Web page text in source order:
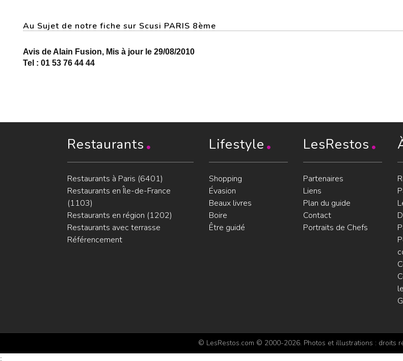
Au Sujet de notre fiche sur Scusi PARIS 8ème
Avis de Alain Fusion, Mis à jour le 29/08/2010
Tel : 01 53 76 44 44
Restaurants
Restaurants à Paris (6401)
Restaurants en Île-de-France
(1103)
Restaurants en région (1202)
Restaurants avec terrasse
Référencement
Lifestyle
Shopping
Évasion
Beaux livres
Boire
Être guidé
LesRestos
Partenaires
Liens
Plan du guide
Contact
Portraits de Chefs
© LesRestos.com © 2000-2026. Photos et illustrations : droits
;